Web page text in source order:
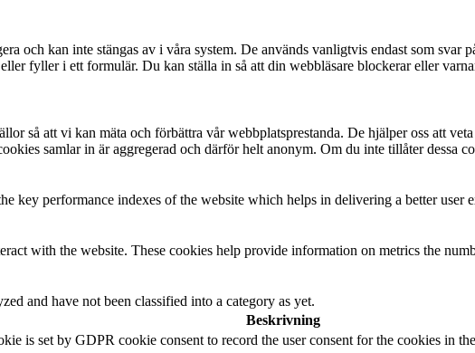
och kan inte stängas av i våra system. De används vanligtvis endast som
fyller i ett formulär. Du kan ställa in så att din webbläsare blockerar eller
så att vi kan mäta och förbättra vår webbplatsprestanda. De hjälper oss att
samlar in är aggregerad och därför helt anonym. Om du inte tillåter dessa
key performance indexes of the website which helps in delivering a better user
with the website. These cookies help provide information on metrics the
and have not been classified into a category as yet.
Beskrivning
is set by GDPR cookie consent to record the user consent for the cookies in